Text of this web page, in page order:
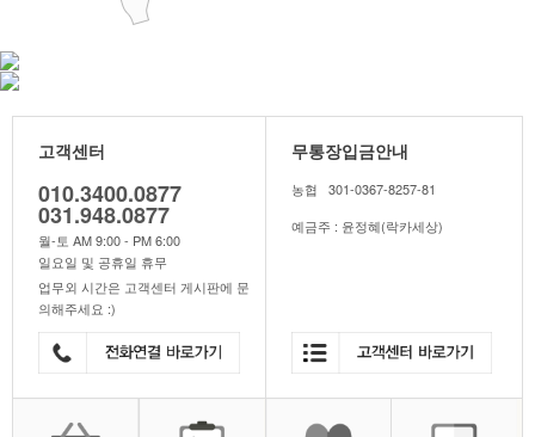
고객센터
010.3400.0877
031.948.0877
월-토 AM 9:00 - PM 6:00
일요일 및 공휴일 휴무
업무외 시간은 고객센터 게시판에 문
의해주세요 :)
무통장입금안내
농협 301-0367-8257-81
예금주 : 윤정혜(락카세상)